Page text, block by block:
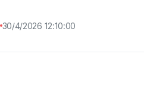
30/4/2026 12:10:00